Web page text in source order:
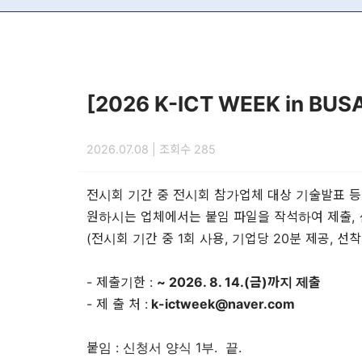
[2026 K-ICT WEEK in
2026.07.08 | 조회수 285
전시회 기간 중 전시회 참가업체 대상 기술발표
원하시는 업체에서는 붙임 파일을 작석하여 제출,
(전시회 기간 중 1회 사용, 기업당 20분 제공, 선
- 제출기한 : ~ 2026. 8. 14.(금)까지 제출
- 제 출 처 : k-ictweek@naver.com
붙임 : 신청서 양식 1부. 끝.